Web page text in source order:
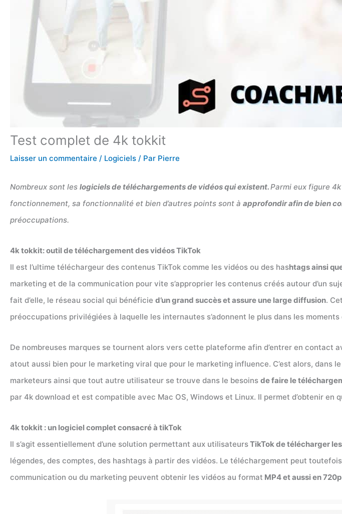
Test complet de 4k tokkit
Laisser un commentaire / Logiciels / Par Pierre
Nombreux sont les logiciels de téléchargements de vidéos qui existent.Parmi eux figure
fonctionnement, sa fonctionnalité et bien d’autres points sont à approfondir afin de bien
préoccupations.
4k tokkit: outil de téléchargement des vidéos TikTok
Il est l’ultime téléchargeur des contenus TikTok comme les vidéos ou des hashtags ainsi
marketing et de la communication pour vite s’approprier les contenus créés autour d’un
fait d’elle, le réseau social qui bénéficie d’un grand succès et assure une large diffusion.
préoccupations privilégiées à laquelle les internautes s’adonnent le plus dans les moments
De nombreuses marques se tournent alors vers cette plateforme afin d’entrer en
atout aussi bien pour le marketing viral que pour le marketing influence. C’est alors,
marketeurs ainsi que tout autre utilisateur se trouve dans le besoins de faire le
par 4k download et est compatible avec Mac OS, Windows et Linux. Il permet d’obtenir en
4k tokkit : un logiciel complet consacré à tikTok
Il s’agit essentiellement d’une solution permettant aux utilisateursTikTok de télécharger
légendes, des comptes, des hashtags à partir des vidéos. Le téléchargement peut
communication ou du marketing peuvent obtenir les vidéos au format MP4 et aussi en